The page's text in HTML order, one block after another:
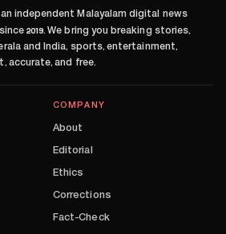
independent Malayalam digital news
2019. We bring you breaking stories,
and India, sports, entertainment,
accurate, and free.
COMPANY
About
Editorial
Ethics
Corrections
Fact-Check